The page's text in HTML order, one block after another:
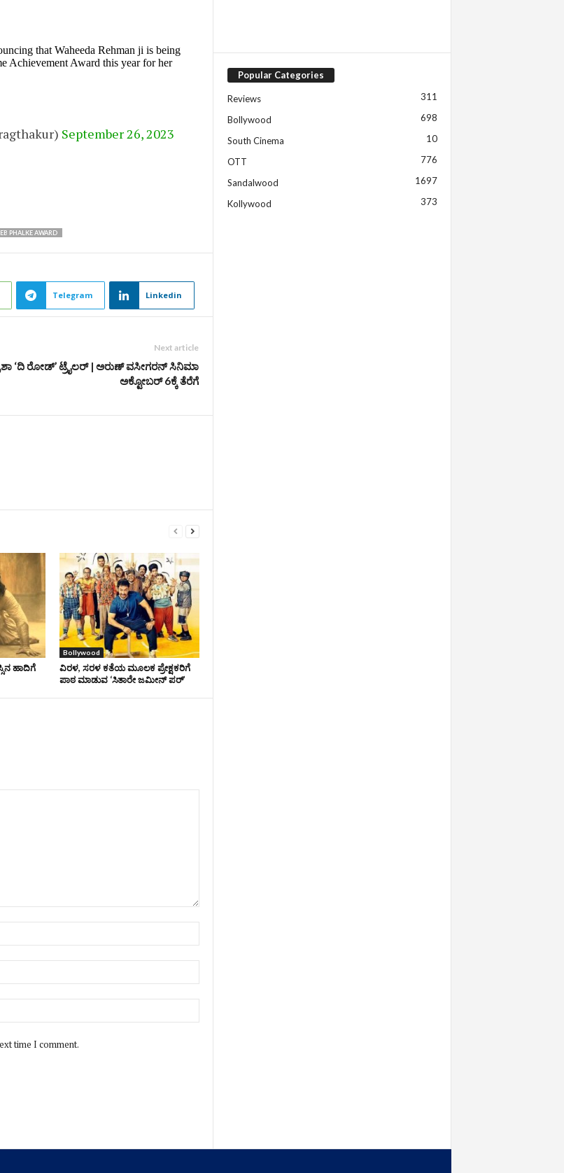
that Waheeda Rehman ji is being
Achievement Award this year for her
September 26, 2023
PHALKE AWARD
Telegram Linkedin
Next article
‘ದಿ ರೋಡ್‌’ ಟ್ರೈಲರ್‌ | ಅರುಣ್ ವಸೀಗರನ್ ಸಿನಿಮಾ
ಅಕ್ಟೋಬರ್‌ 6ಕ್ಕೆ ತೆರೆಗೆ
ಹಾದಿಗೆ
Bollywood
ವಿರಳ, ಸರಳ ಕತೆಯ ಮೂಲಕ ಪ್ರೇಕ್ಷಕರಿಗೆ
ಪಾಠ ಮಾಡುವ ‘ಸಿತಾರೇ ಜಮೀನ್‌ ಪರ್’
time I comment.
Popular Categories
Reviews 311
Bollywood 698
South Cinema 10
OTT 776
Sandalwood 1697
Kollywood 373